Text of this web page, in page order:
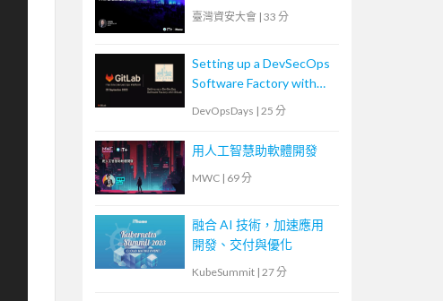
臺灣資安大會 | 33 分
Setting up a DevSecOps
Software Factory with
DevOpsDays | 25 分
用人工智慧助軟體開發
MWC | 69 分
融合 AI 技術，加速應用
開發、交付與優化
KubeSummit | 27 分